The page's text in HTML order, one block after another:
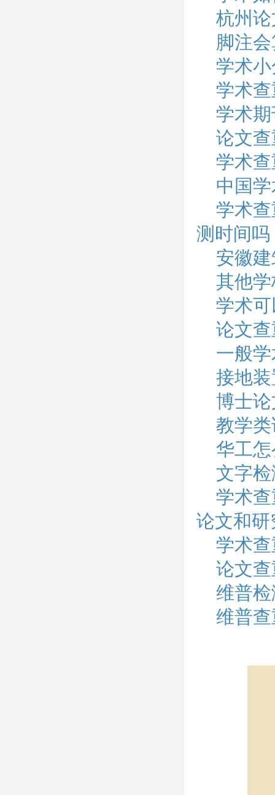
杭州
脚注
学术
学术
学术
论文
学术
中国
学术
测时间吗
安徽
其他
学术
论文
一般
接地
博士
教学
华工
文字
学术
论文和
学术
论文
维普
维普